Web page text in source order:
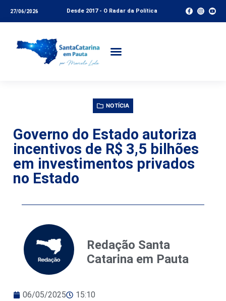
27/06/2026 Desde 2017 - O Radar da Política
NOTÍCIA
Governo do Estado autoriza
incentivos de R$ 3,5 bilhões
em investimentos privados
no Estado
Redação Santa
Catarina em Pauta
06/05/2025 15:10